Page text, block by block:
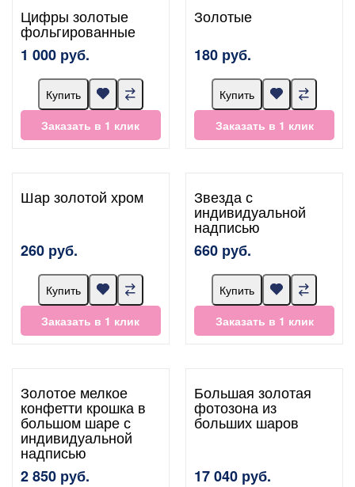
Цифры золотые
фольгированные
1 000 руб.
Купить
Заказать в 1 клик
Золотые
180 руб.
Купить
Заказать в 1 клик
Шар золотой хром
260 руб.
Купить
Заказать в 1 клик
Звезда с
индивидуальной
надписью
660 руб.
Купить
Заказать в 1 клик
Золотое мелкое
конфетти крошка в
большом шаре с
индивидуальной
надписью
2 850 руб.
Большая золотая
фотозона из
больших шаров
17 040 руб.